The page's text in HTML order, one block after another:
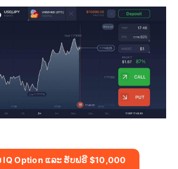
IQ Option ແລະ ຮັບຟຣີ $10,000